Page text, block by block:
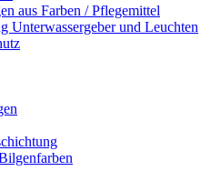
aus Farben / Pflegemittel
Unterwassergeber und Leuchten